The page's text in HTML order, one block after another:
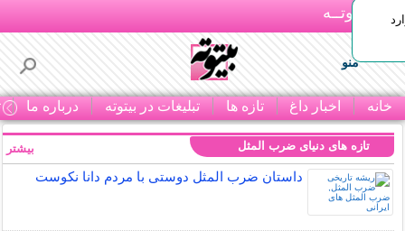
بـیتوتــه
منو
خانه اخبار داغ تازه ها تبلیغات در بیتوته درباره ما
تازه های دنیای ضرب المثل
داستان ضرب المثل دوستی با مردم دانا نكوست
بیشتر